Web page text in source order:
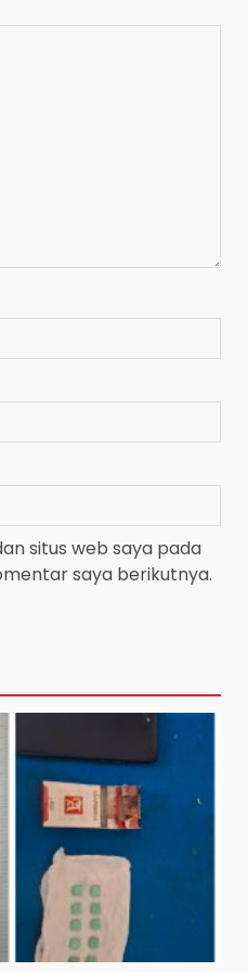
situs web saya pada
saya berikutnya.
HP: Tiga